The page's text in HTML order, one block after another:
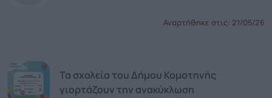
Αναρτήθηκε στις: 21/05/26
Τα σχολεία του Δήμου Κομοτηνής
γιορτάζουν την ανακύκλωση